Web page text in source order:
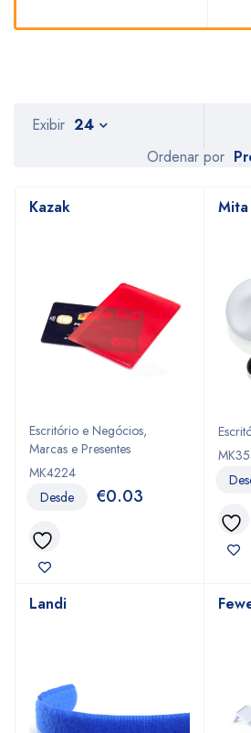
Ordenar por
Exibir 24
Escritório e Negócios,
Marcas e Presentes
MK4224
Kazak
Desde €0.03
Mita
Landi